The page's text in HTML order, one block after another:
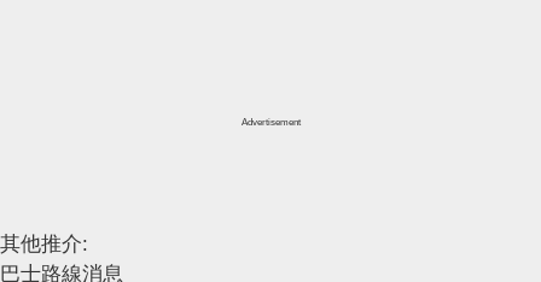
Advertisement
其他推介:
巴士路線消息